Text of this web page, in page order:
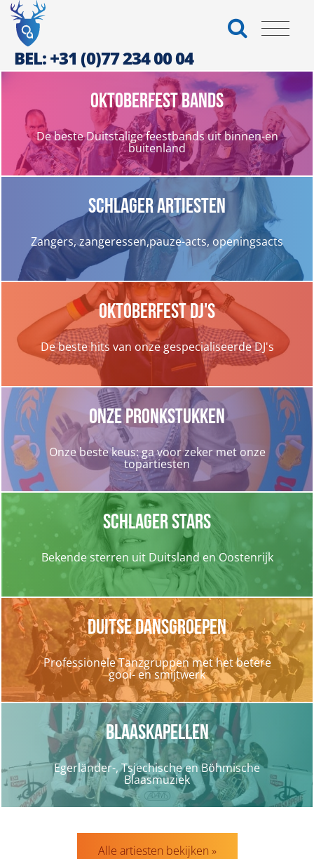
BEL: +31 (0)77 234 00 04
Oktoberfest bands
De beste Duitstalige feestbands uit binnen-en
buitenland
Schlager artiesten
Zangers, zangeressen,pauze-acts, openingsacts
Oktoberfest DJ's
De beste hits van onze gespecialiseerde DJ's
Onze pronkstukken
Onze beste keus: ga voor zeker met onze
topartiesten
Schlager Stars
Bekende sterren uit Duitsland en Oostenrijk
Duitse dansgroepen
Professionele Tanzgruppen met het betere
gooi- en smijtwerk
Blaaskapellen
Egerländer-, Tsjechische en Böhmische
Blaasmuziek
Alle artiesten bekijken »